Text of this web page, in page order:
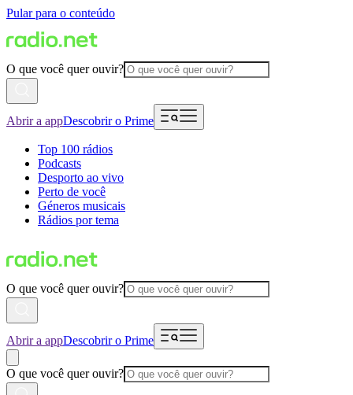
Pular para o conteúdo
O que você quer ouvir?
Abrir a appDescobrir o Prime
Top 100 rádios
Podcasts
Desporto ao vivo
Perto de você
Géneros musicais
Rádios por tema
O que você quer ouvir?
Abrir a appDescobrir o Prime
O que você quer ouvir?